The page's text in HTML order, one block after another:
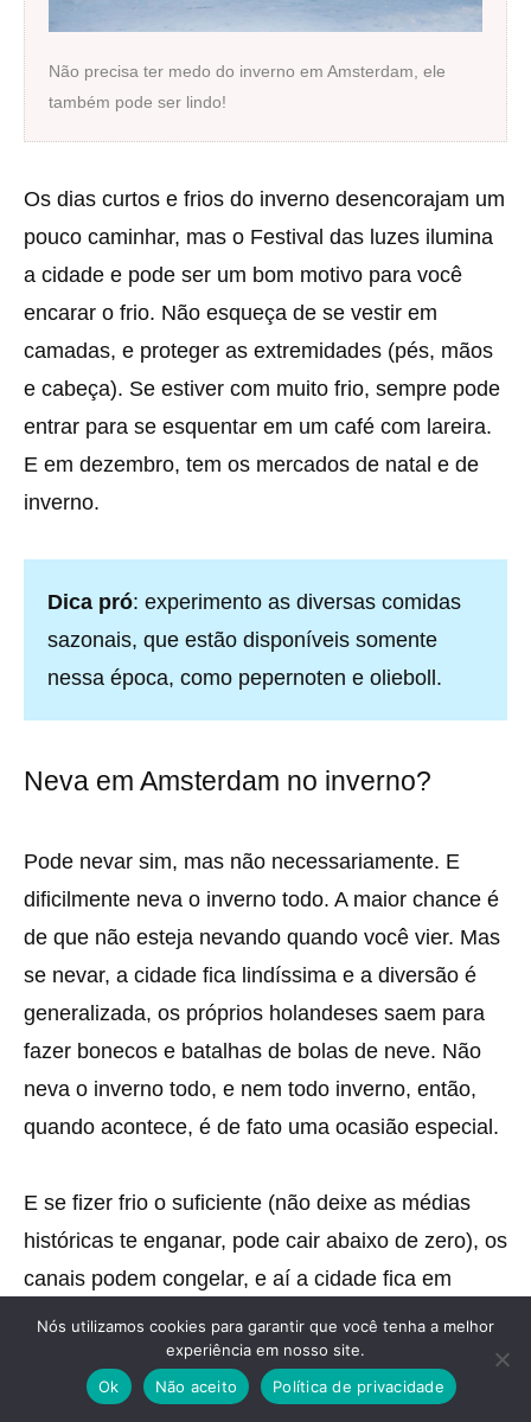
Não precisa ter medo do inverno em Amsterdam, ele
também pode ser lindo!
Os dias curtos e frios do inverno desencorajam um
pouco caminhar, mas o Festival das luzes ilumina
a cidade e pode ser um bom motivo para você
encarar o frio. Não esqueça de se vestir em
camadas, e proteger as extremidades (pés, mãos
e cabeça). Se estiver com muito frio, sempre pode
entrar para se esquentar em um café com lareira.
E em dezembro, tem os mercados de natal e de
inverno.
Dica pró: experimento as diversas comidas
sazonais, que estão disponíveis somente
nessa época, como pepernoten e olieboll.
Neva em Amsterdam no inverno?
Pode nevar sim, mas não necessariamente. E
dificilmente neva o inverno todo. A maior chance é
de que não esteja nevando quando você vier. Mas
se nevar, a cidade fica lindíssima e a diversão é
generalizada, os próprios holandeses saem para
fazer bonecos e batalhas de bolas de neve. Não
neva o inverno todo, e nem todo inverno, então,
quando acontece, é de fato uma ocasião especial.
E se fizer frio o suficiente (não deixe as médias
históricas te enganar, pode cair abaixo de zero), os
canais podem congelar, e aí a cidade fica em
festa, com todo mundo indo patinar (ou escorregar,
dependendo da sua habilidade) no gelo. Só
cuidado para não passar debaixo das pontes,
Nós utilizamos cookies para garantir que você tenha a melhor
experiência em nosso site.
Ok
Não aceito Política de privacidade